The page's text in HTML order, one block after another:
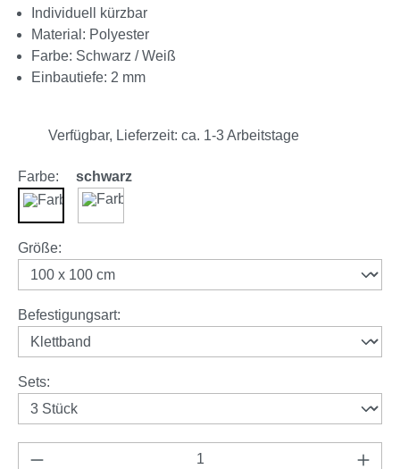
Individuell kürzbar
Material: Polyester
Farbe: Schwarz / Weiß
Einbautiefe: 2 mm
Verfügbar, Lieferzeit: ca. 1-3 Arbeitstage
Farbe: schwarz
schwarz
Größeauswählen
:
Befestigungsartauswählen
:
Setsauswählen
:
Produkt Anzahl: Gib den gewünschten